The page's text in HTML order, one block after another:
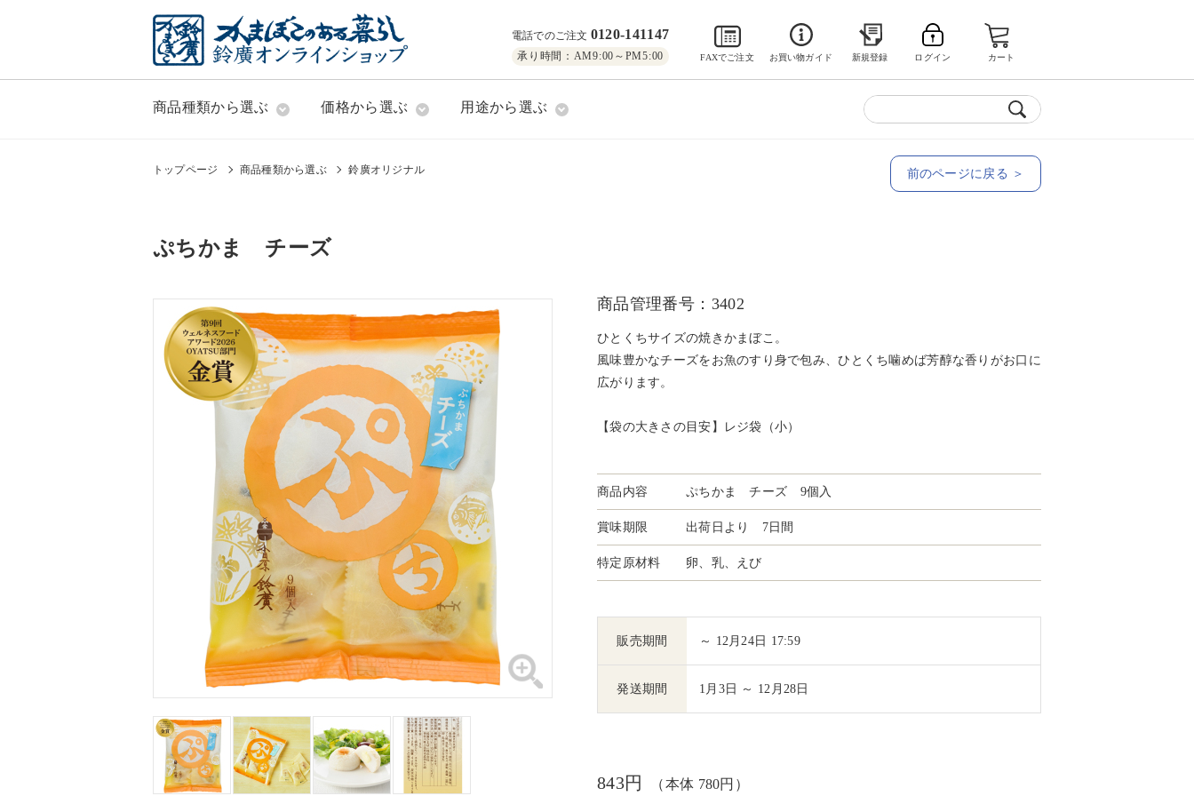
電話でのご注文 0120-141147
承り時間：AM9:00～PM5:00 FAXでご注文 お買い物ガイド 新規登録 ログイン カート
商品種類から選ぶ 価格から選ぶ 用途から選ぶ
トップページ 商品種類から選ぶ 鈴廣オリジナル 前のページに戻る ＞
ぷちかま チーズ
商品管理番号：3402
ひとくちサイズの焼きかまぼこ。
風味豊かなチーズをお魚のすり身で包み、ひとくち噛めば芳醇な香りがお口に
広がります。
【袋の大きさの目安】レジ袋（小）
商品内容 ぷちかま チーズ 9個入
賞味期限 出荷日より 7日間
特定原材料 卵、乳、えび
販売期間 ～ 12月24日 17:59
発送期間 1月3日 ～ 12月28日
843円 （本体 780円）